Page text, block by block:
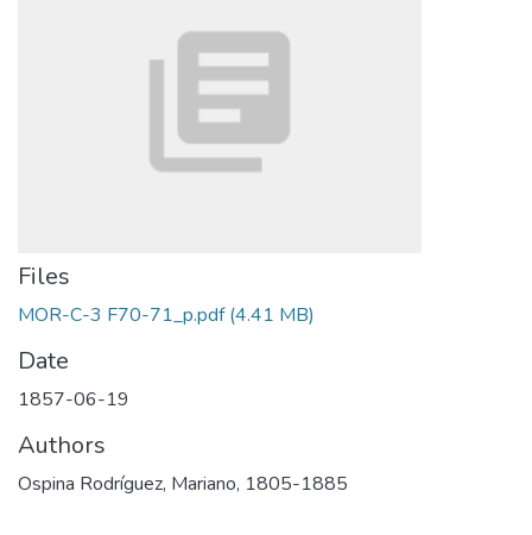
Files
MOR-C-3 F70-71_p.pdf(4.41 MB)
Date
1857-06-19
Authors
Ospina Rodríguez, Mariano, 1805-1885